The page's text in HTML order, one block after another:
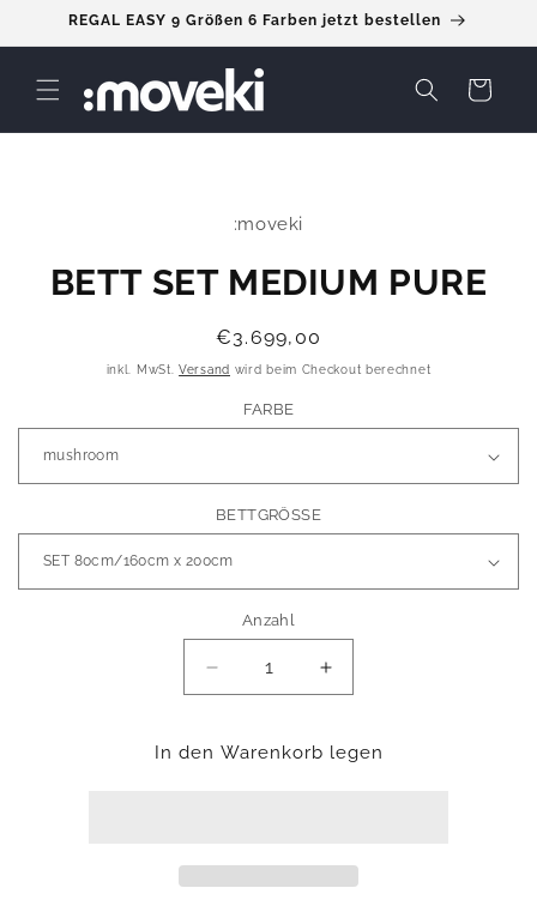
zum
Inhalt
REGAL EASY 9 Größen 6 Farben jetzt bestellen
Warenkorb
:moveki
BETT SET MEDIUM PURE
Normaler
Preis
€3.699,00
inkl. MwSt.Versand wird beim Checkout berechnet
FARBE
BETTGRÖSSE
Anzahl
Verringere
die
für
Erhöhe
die
für
In den Warenkorb legen